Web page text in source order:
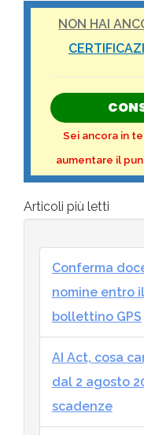
NON HAI
Sei ancora in
aumentare il
Articoli più letti
Conferma
nomine entro
bollettino GPS
AI Act, cosa
dal 2 agosto
scadenze